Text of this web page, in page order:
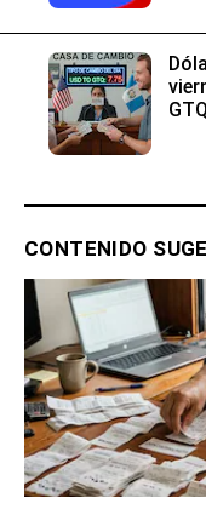
GTQ
CONTENIDO